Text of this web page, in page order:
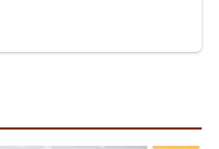
dalam
bangsa
dan memasang
rumah masing-